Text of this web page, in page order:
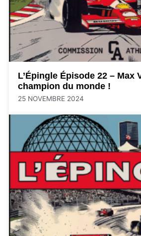
L’Épingle Épisode 22 – Max
champion du monde !
25 NOVEMBRE 2024